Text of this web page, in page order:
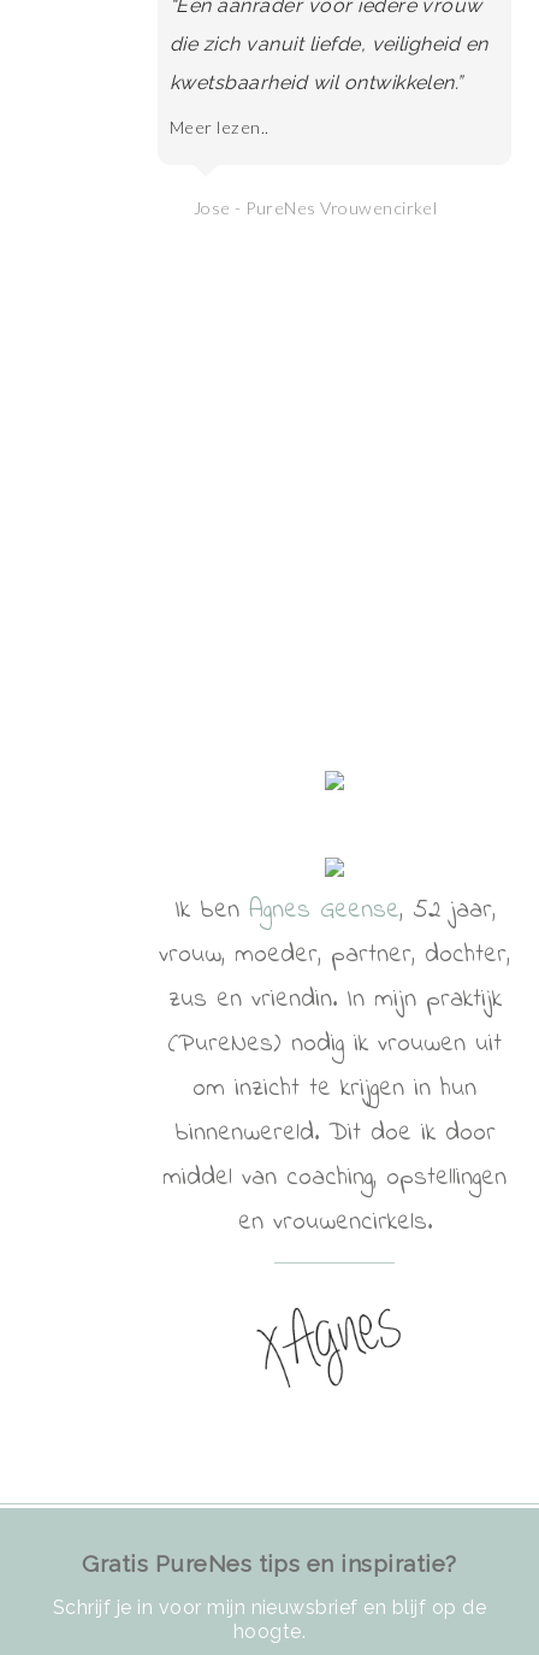
“Een aanrader voor iedere vrouw
die zich vanuit liefde, veiligheid en
kwetsbaarheid wil ontwikkelen.”
Meer lezen..
Jose - PureNes Vrouwencirkel
Ik ben Agnes Geense, 52 jaar,
vrouw, moeder, partner, dochter,
zus en vriendin. In mijn praktijk
(PureNes) nodig ik vrouwen uit
om inzicht te krijgen in hun
binnenwereld. Dit doe ik door
middel van coaching, opstellingen
en vrouwencirkels.
Gratis PureNes tips en inspiratie?
Schrijf je in voor mijn nieuwsbrief en blijf op de
hoogte.